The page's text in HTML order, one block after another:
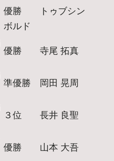
優勝 トゥブシン
ボルド
優勝 寺尾 拓真
準優勝 岡田 晃周
３位 長井 良聖
優勝 山本 大吾